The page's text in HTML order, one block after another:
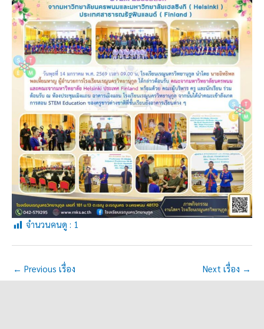
จำนวนคนดู : 1
← Previous เรื่อง Next เรื่อง →